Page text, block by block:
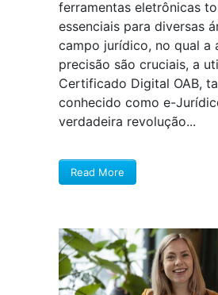
ferramentas eletrônicas
essenciais para diversas
campo jurídico, no qual a
precisão são cruciais, a
Certificado Digital OAB,
conhecido como e-
verdadeira revolução...
Read More